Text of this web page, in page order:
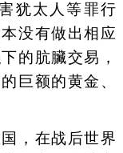
犹太人等罪行
没有做出相应
的肮臟交易，
巨额的黄金、
，在战后世界